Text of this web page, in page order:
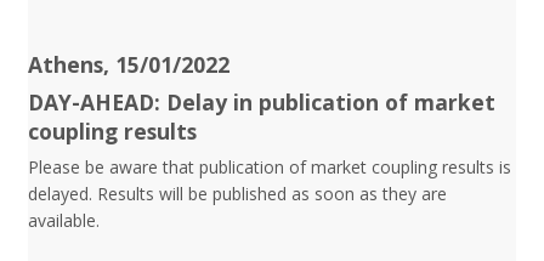
Athens, 15/01/2022
DAY-AHEAD: Delay in publication of market
coupling results
Please be aware that publication of market coupling results is
delayed. Results will be published as soon as they are
available.